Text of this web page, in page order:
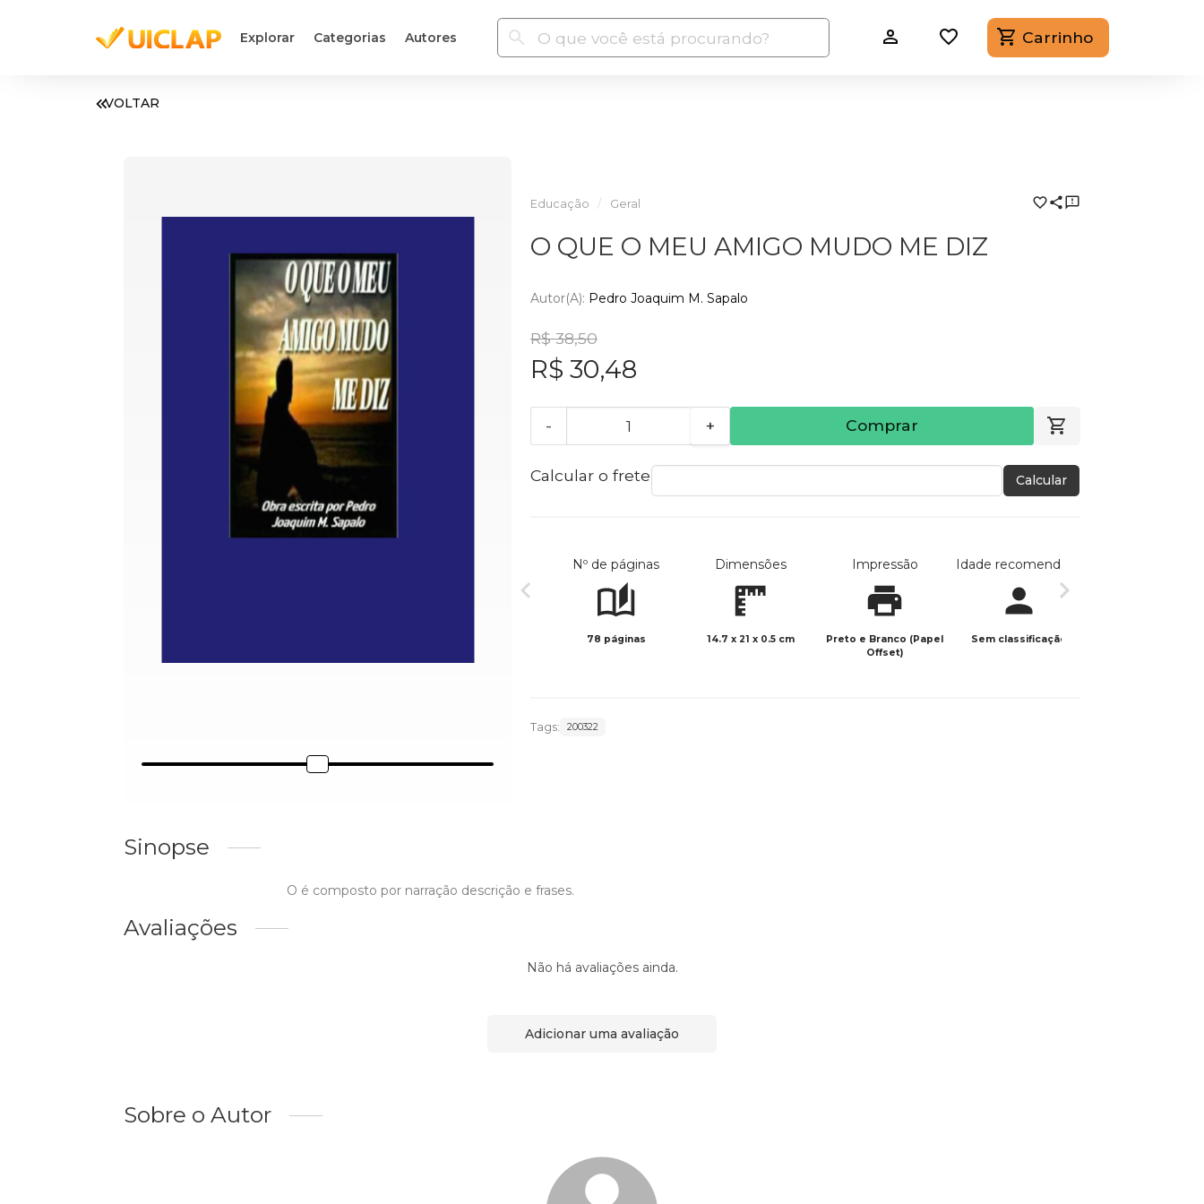
Explorar Categorias Autores Carrinho
VOLTAR
Educação Geral
O QUE O MEU AMIGO MUDO ME DIZ
Autor(a): Pedro Joaquim M. Sapalo
R$ 38,50
R$ 30,48
- + Comprar
Calcular o frete Calcular
Nº de páginas
78 páginas
Dimensões
14.7 x 21 x 0.5 cm
Impressão
Preto e Branco (Papel
Offset)
Idade recomendada
Sem classificação
Tags: 200322
Sinopse
O é composto por narração descrição e frases.
Avaliações
Não há avaliações ainda.
Adicionar uma avaliação
Sobre o Autor